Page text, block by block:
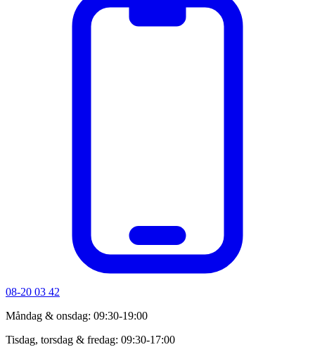
08-20 03 42
Måndag & onsdag: 09:30-19:00
Tisdag, torsdag & fredag: 09:30-17:00